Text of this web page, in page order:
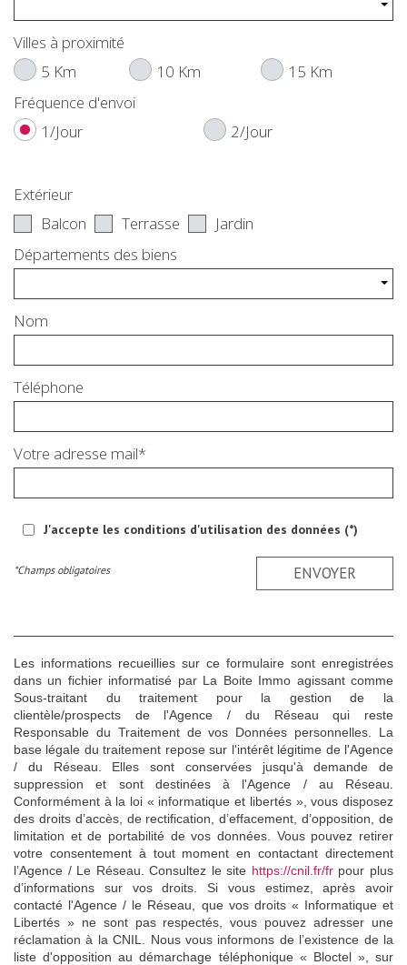
Villes à proximité
5 Km
10 Km
15 Km
Fréquence d'envoi
1/Jour
2/Jour
Extérieur
Balcon
Terrasse
Jardin
Départements des biens
Nom
Téléphone
Votre adresse mail*
J'accepte les conditions d'utilisation des données (*)
ENVOYER
*Champs obligatoires
Les informations recueillies sur ce formulaire sont enregistrées
dans un fichier informatisé par La Boite Immo agissant comme
Sous-traitant du traitement pour la gestion de la
clientèle/prospects de l'Agence / du Réseau qui reste
Responsable du Traitement de vos Données personnelles. La
base légale du traitement repose sur l'intérêt légitime de l'Agence
/ du Réseau. Elles sont conservées jusqu'à demande de
suppression et sont destinées à l'Agence / au Réseau.
Conformément à la loi « informatique et libertés », vous disposez
des droits d’accès, de rectification, d’effacement, d’opposition, de
limitation et de portabilité de vos données. Vous pouvez retirer
votre consentement à tout moment en contactant directement
l’Agence / Le Réseau. Consultez le site https://cnil.fr/frpour plus
d’informations sur vos droits. Si vous estimez, après avoir
contacté l'Agence / le Réseau, que vos droits « Informatique et
Libertés » ne sont pas respectés, vous pouvez adresser une
réclamation à la CNIL. Nous vous informons de l’existence de la
liste d'opposition au démarchage téléphonique « Bloctel », sur